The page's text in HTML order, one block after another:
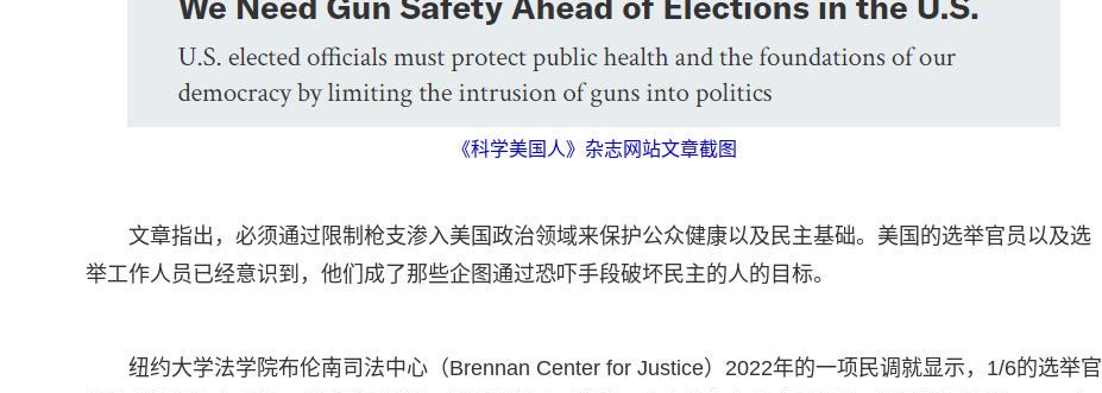
《科学美国人》杂志网站文章截图
文章指出，必须通过限制枪支渗入美国政治领域来保护公众健康以及民主基础。美国的选举官员以及选
举工作人员已经意识到，他们成了那些企图通过恐吓手段破坏民主的人的目标。
纽约大学法学院布伦南司法中心（Brennan Center for Justice）2022年的一项民调就显示，1/6的选举官